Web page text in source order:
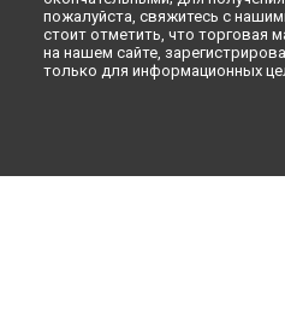
пожалуйста, свяжитесь с
стоит отметить, что торговая
на нашем сайте,
только для информационных